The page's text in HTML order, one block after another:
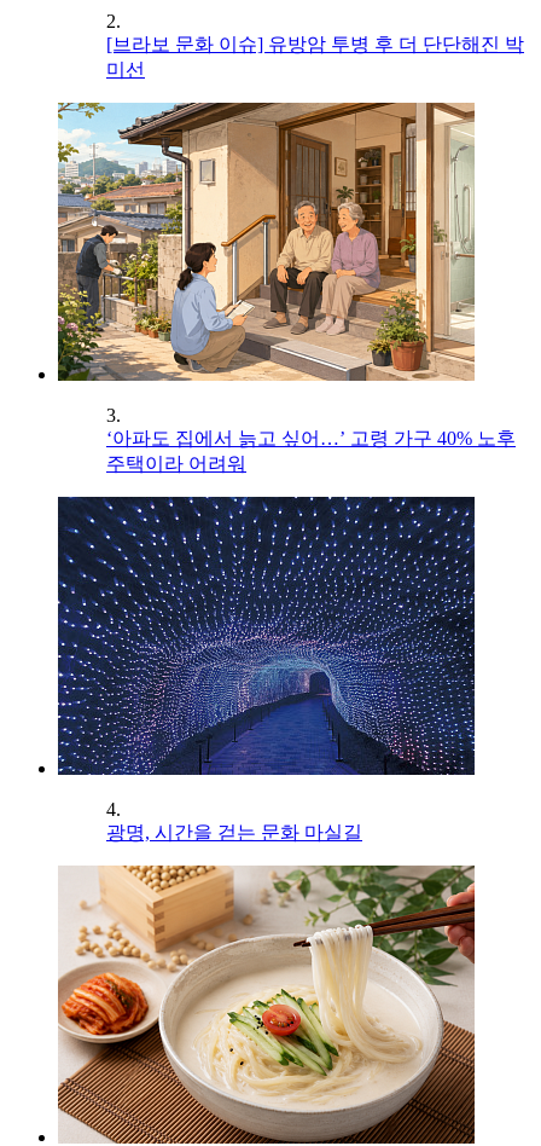
2.
[브라보 문화 이슈] 유방암 투병 후 더 단단해진 박
미선
3.
‘아파도 집에서 늙고 싶어…’ 고령 가구 40% 노후
주택이라 어려워
4.
광명, 시간을 걷는 문화 마실길